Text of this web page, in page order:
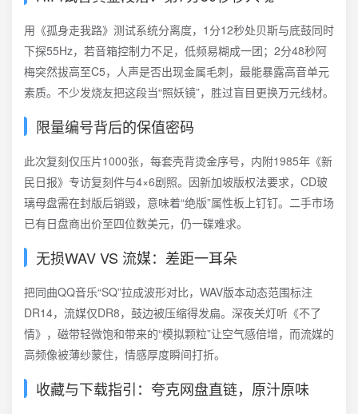
用《孤身走我路》测试系统分离度，1分12秒处贝斯与底鼓同时
下探55Hz，若音箱控制力不足，低频易糊成一团；2分48秒阿
梅突然拔高至C5，人声是否出现金属毛刺，最能暴露高音单元
素质。不少发烧友把这段当“照妖镜”，胜过盲目更换万元线材。
限量编号背后的保值密码
此次复刻仅压片1000张，每套壳背烫金序号，内附1985年《新
民日报》专访复刻件与4×6剧照。因新加坡版权法要求，CD玻
璃母盘需在封版后销毁，意味着“绝版”属性板上钉钉。二手市场
已有日盘商出价至四位数美元，仍一碟难求。
无损WAV VS 流媒：差距一耳朵
把同曲QQ音乐“SQ”拉成波形对比，WAV版本动态范围标注
DR14，流媒仅DR8，鼓边被压缩得发扁。深夜关灯听《不了
情》，磁带轻微饱和带来的“模拟颗粒”让空气感倍增，而流媒的
高频像被薄纱蒙住，情感厚度瞬间打折。
收藏与下载指引：夸克网盘直链，原汁原味